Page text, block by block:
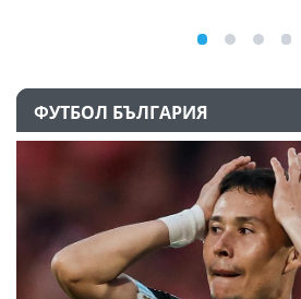
ФУТБОЛ БЪЛГАРИЯ